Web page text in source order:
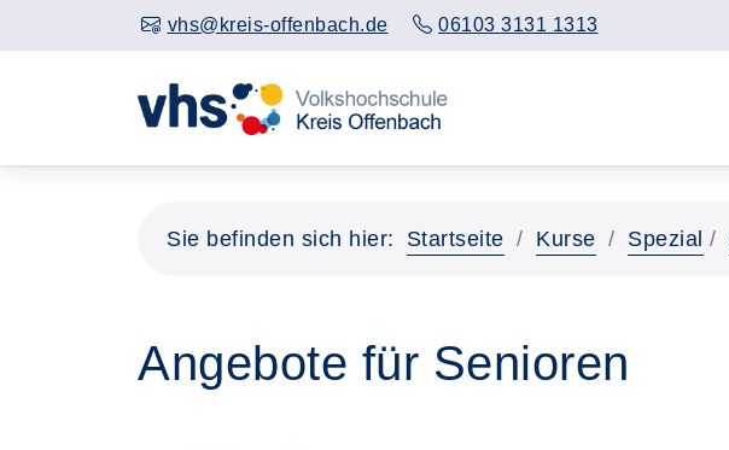
vhs@kreis-offenbach.de 06103 3131 1313
Sie befinden sich hier: Startseite Kurse Spezial
Angebote für Senioren